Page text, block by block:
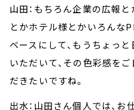
山田：もちろん企業の広報
とかホテル様とかいろんな
ベースにして、もうちょっ
いただいて、その色彩感を
だきたいですね。
出水：山田さん個人では、